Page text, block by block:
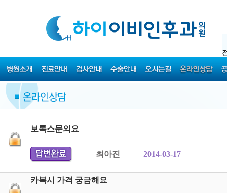
보톡스문의요
최아진 2014-03-17
카복시 가격 궁금해요